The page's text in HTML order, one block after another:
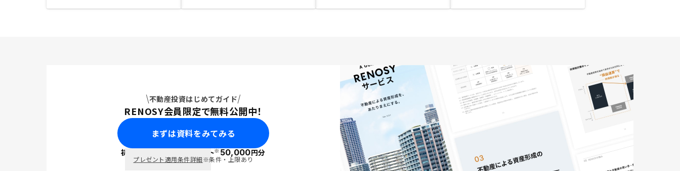
不動産投資はじめてガイド
RENOSY会員限定で無料公開中！
まずは資料をみてみる
初回面談で ポイント※50,000円分
プレゼント適用条件詳細※条件・上限あり